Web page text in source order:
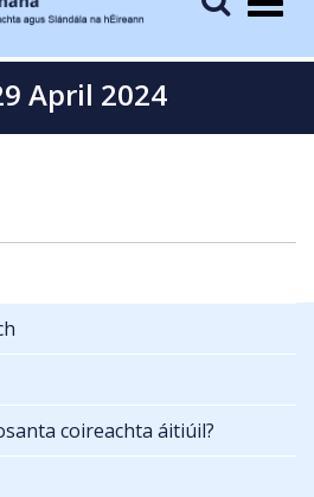
April 2024
coireachta áitiúil?